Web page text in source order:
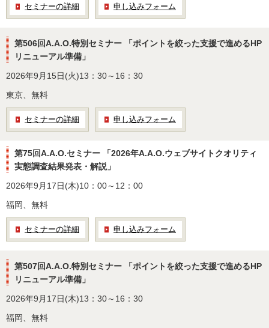
セミナーの詳細 申し込みフォーム
第506回A.A.O.特別セミナー 「ポイントを絞った支援で進めるHP
リニューアル準備」
2026年9月15日(火)13：30～16：30
東京、無料
セミナーの詳細 申し込みフォーム
第75回A.A.O.セミナー 「2026年A.A.O.ウェブサイトクオリティ
実態調査結果発表・解説」
2026年9月17日(木)10：00～12：00
福岡、無料
セミナーの詳細 申し込みフォーム
第507回A.A.O.特別セミナー 「ポイントを絞った支援で進めるHP
リニューアル準備」
2026年9月17日(木)13：30～16：30
福岡、無料